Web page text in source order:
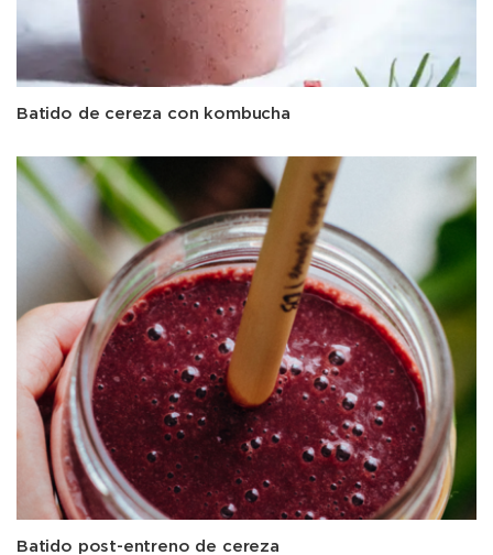
Batido de cereza con kombucha
Batido post-entreno de cereza